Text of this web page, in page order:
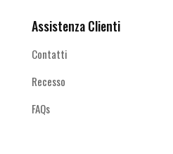
Assistenza Clienti
Contatti
Recesso
FAQs